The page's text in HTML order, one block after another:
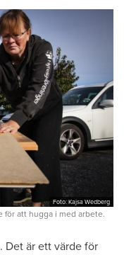
Foto: Kajsa Wedberg
för att hugga i med arbete.
Det är ett värde för